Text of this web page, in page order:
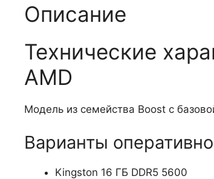
Описание
Технические
AMD
Модель из семейства Boost с
Варианты
Kingston 16 ГБ DDR5 5600